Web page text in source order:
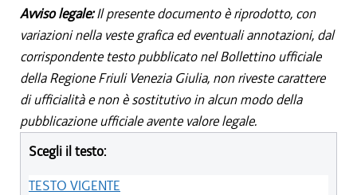
Avviso legale:Il presente documento è riprodotto, con
variazioni nella veste grafica ed eventuali annotazioni, dal
corrispondente testo pubblicato nel Bollettino ufficiale
della Regione Friuli Venezia Giulia, non riveste carattere
di ufficialità e non è sostitutivo in alcun modo della
pubblicazione ufficiale avente valore legale.
Scegli il testo:
TESTO VIGENTE